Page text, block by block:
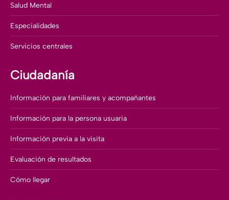
Salud Mental
Especialidades
Servicios centrales
Ciudadanía
Información para familiares y acompañantes
Información para la persona usuaria
Información previa a la visita
Evaluación de resultados
Cómo llegar